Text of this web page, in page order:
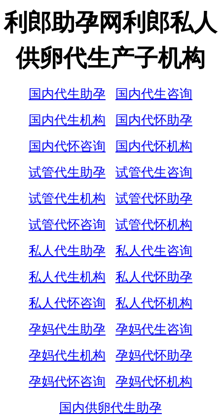
利郎助孕网利郎私人
供卵代生产子机构
国内代生助孕
国内代生咨询
国内代生机构
国内代怀助孕
国内代怀咨询
国内代怀机构
试管代生助孕
试管代生咨询
试管代生机构
试管代怀助孕
试管代怀咨询
试管代怀机构
私人代生助孕
私人代生咨询
私人代生机构
私人代怀助孕
私人代怀咨询
私人代怀机构
孕妈代生助孕
孕妈代生咨询
孕妈代生机构
孕妈代怀助孕
孕妈代怀咨询
孕妈代怀机构
国内供卵代生助孕